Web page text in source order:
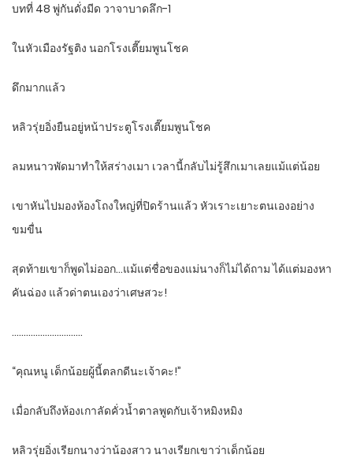
บทที่ 48 พู่กันดั่งมีด วาจาบาดลึก-1
ในหัวเมืองรัฐติง นอกโรงเตี๊ยมพูนโชค
ดึกมากแล้ว
หลิวรุ่ยอิ่งยืนอยู่หน้าประตูโรงเตี๊ยมพูนโชค
ลมหนาวพัดมาทำให้สร่างเมา เวลานี้กลับไม่รู้สึกเมาเลยแม้แต่น้อย
เขาหันไปมองห้องโถงใหญ่ที่ปิดร้านแล้ว หัวเราะเยาะตนเองอย่าง
ขมขื่น
สุดท้ายเขาก็พูดไม่ออก…แม้แต่ชื่อของแม่นางก็ไม่ได้ถาม ได้แต่มองหา
คันฉ่อง แล้วด่าตนเองว่าเศษสวะ!
…………………………
“คุณหนู เด็กน้อยผู้นี้ตลกดีนะเจ้าคะ!”
เมื่อกลับถึงห้องเกาลัดคั่วน้ำตาลพูดกับเจ้าหมิงหมิง
หลิวรุ่ยอิ่งเรียกนางว่าน้องสาว นางเรียกเขาว่าเด็กน้อย